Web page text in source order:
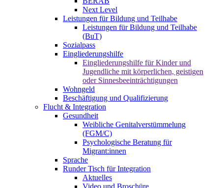
Next Level
Leistungen für Bildung und Teilhabe
Leistungen für Bildung und Teilhabe
(BuT)
Sozialpass
Eingliederungshilfe
Eingliederungshilfe für Kinder und
Jugendliche mit körperlichen, geistigen
oder Sinnesbeeinträchtigungen
Wohngeld
Beschäftigung und Qualifizierung
Flucht & Integration
Gesundheit
Weibliche Genitalverstümmelung
(FGM/C)
Psychologische Beratung für
Migrant:innen
Sprache
Runder Tisch für Integration
Aktuelles
Video und Broschüre